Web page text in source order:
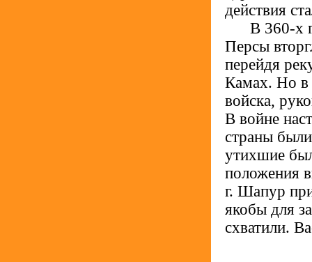
действия
В 360-х
Персы
перейдя
Камах. Но в
войска,
В войне
страны
утихшие
положения
г. Шапур
якобы для
схватили.